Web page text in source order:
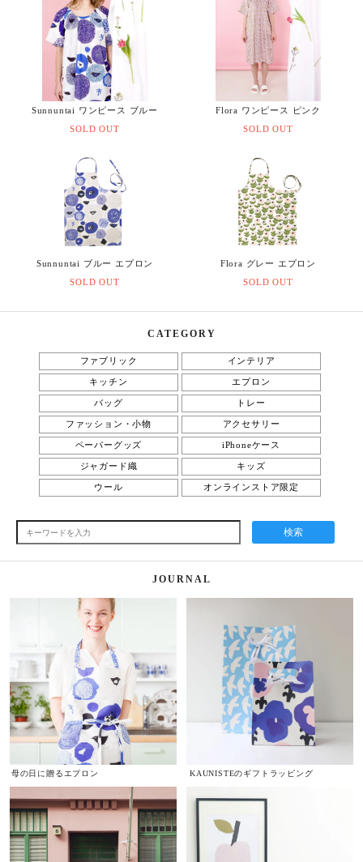
Sunnuntai ワンピース ブルー
SOLD OUT
Flora ワンピース ピンク
SOLD OUT
Sunnuntai ブルー エプロン
SOLD OUT
Flora グレー エプロン
SOLD OUT
CATEGORY
ファブリック インテリア
キッチン エプロン
バッグ トレー
ファッション・小物 アクセサリー
ペーパーグッズ iPhoneケース
ジャガード織 キッズ
ウール オンラインストア限定
検索
JOURNAL
母の日に贈るエプロン KAUNISTEのギフトラッピング